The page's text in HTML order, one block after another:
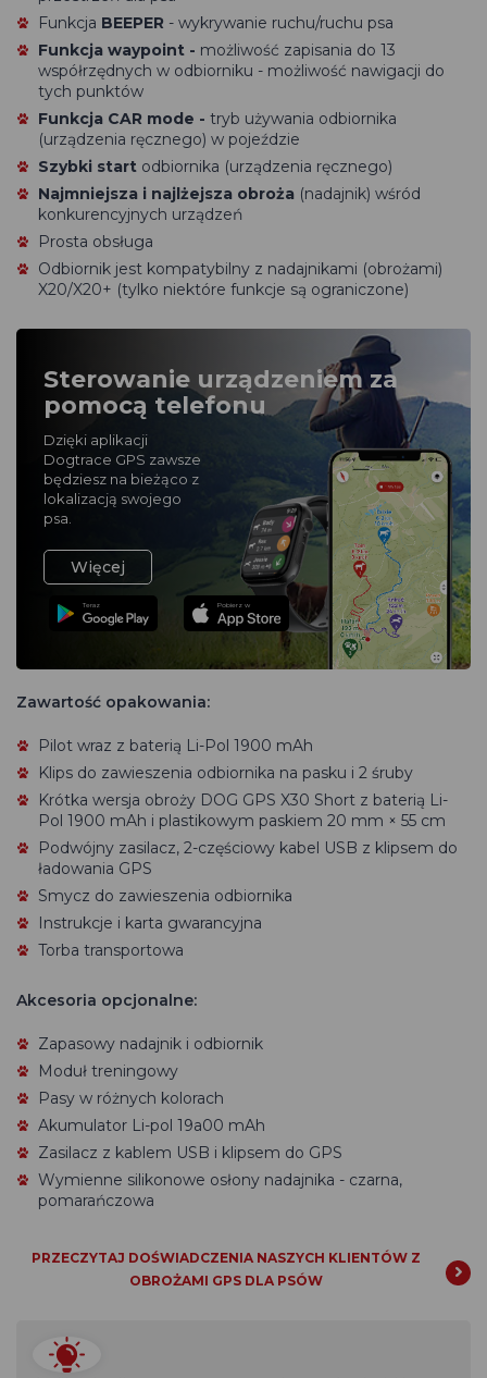
Funkcja BEEPER - wykrywanie ruchu/ruchu psa
Funkcja waypoint - możliwość zapisania do 13
współrzędnych w odbiorniku - możliwość nawigacji do
tych punktów
Funkcja CAR mode - tryb używania odbiornika
(urządzenia ręcznego) w pojeździe
Szybki start odbiornika (urządzenia ręcznego)
Najmniejsza i najlżejsza obroża (nadajnik) wśród
konkurencyjnych urządzeń
Prosta obsługa
Odbiornik jest kompatybilny z nadajnikami (obrożami)
X20/X20+ (tylko niektóre funkcje są ograniczone)
Sterowanie urządzeniem za
pomocą telefonu
Dzięki aplikacji
Dogtrace GPS zawsze
będziesz na bieżąco z
lokalizacją swojego
psa.
Więcej
Teraz Pobierz w
Zawartość opakowania:
Pilot wraz z baterią Li-Pol 1900 mAh
Klips do zawieszenia odbiornika na pasku i 2 śruby
Krótka wersja obroży DOG GPS X30 Short z baterią Li-
Pol 1900 mAh i plastikowym paskiem 20 mm × 55 cm
Podwójny zasilacz, 2-częściowy kabel USB z klipsem do
ładowania GPS
Smycz do zawieszenia odbiornika
Instrukcje i karta gwarancyjna
Torba transportowa
Akcesoria opcjonalne:
Zapasowy nadajnik i odbiornik
Moduł treningowy
Pasy w różnych kolorach
Akumulator Li-pol 19a00 mAh
Zasilacz z kablem USB i klipsem do GPS
Wymienne silikonowe osłony nadajnika - czarna,
pomarańczowa
PRZECZYTAJ DOŚWIADCZENIA NASZYCH KLIENTÓW Z
OBROŻAMI GPS DLA PSÓW